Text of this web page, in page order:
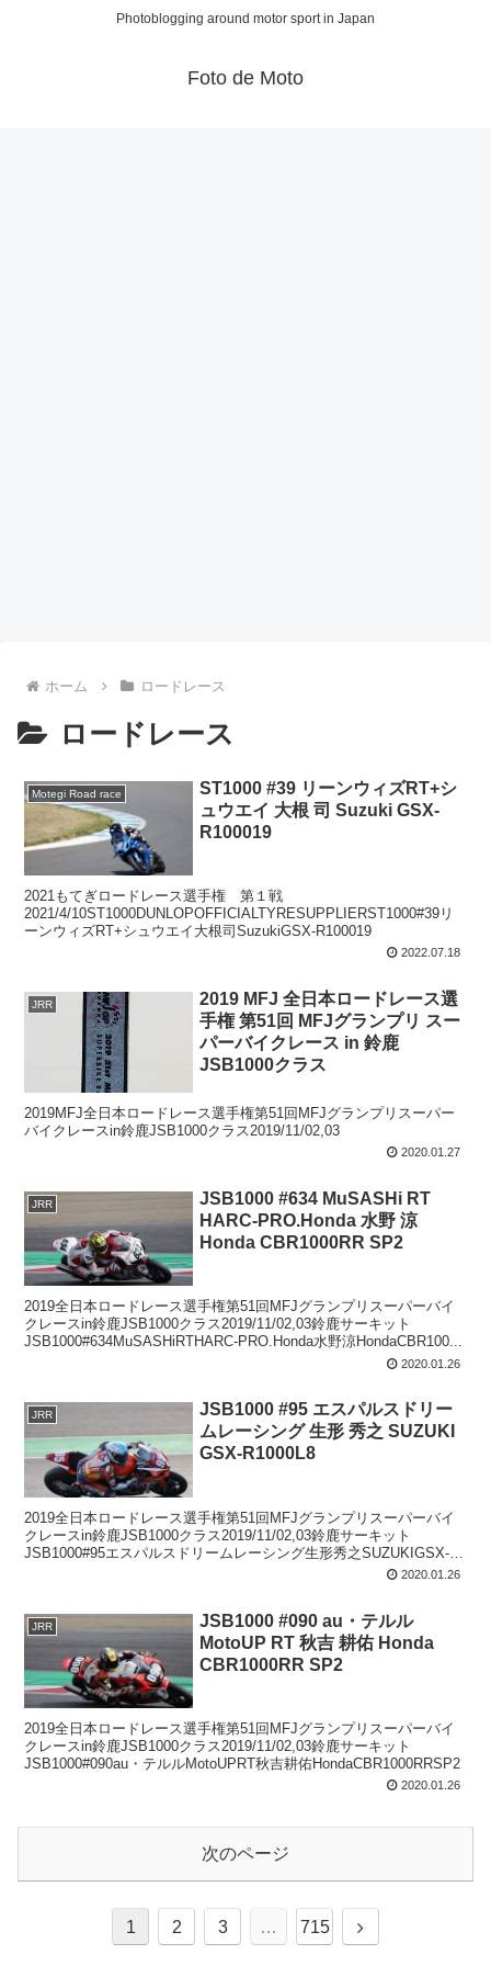
Photoblogging around motor sport in Japan
Foto de Moto
ホーム ロードレース
ロードレース
Motegi Road race
ST1000 #39 リーンウィズRT+シ
ュウエイ 大根 司 Suzuki GSX-
R100019
2021もてぎロードレース選手権 第１戦
2021/4/10ST1000DUNLOPOFFICIALTYRESUPPLIERST1000#39リ
ーンウィズRT+シュウエイ大根司SuzukiGSX-R100019
2022.07.18
JRR
2019 MFJ 全日本ロードレース選
手権 第51回 MFJグランプリ スー
パーバイクレース in 鈴鹿
JSB1000クラス
2019MFJ全日本ロードレース選手権第51回MFJグランプリスーパー
バイクレースin鈴鹿JSB1000クラス2019/11/02,03
2020.01.27
JRR
JSB1000 #634 MuSASHi RT
HARC-PRO.Honda 水野 涼
Honda CBR1000RR SP2
2019全日本ロードレース選手権第51回MFJグランプリスーパーバイ
クレースin鈴鹿JSB1000クラス2019/11/02,03鈴鹿サーキット
JSB1000#634MuSASHiRTHARC-PRO.Honda水野涼HondaCBR100...
2020.01.26
JRR
JSB1000 #95 エスパルスドリー
ムレーシング 生形 秀之 SUZUKI
GSX-R1000L8
2019全日本ロードレース選手権第51回MFJグランプリスーパーバイ
クレースin鈴鹿JSB1000クラス2019/11/02,03鈴鹿サーキット
JSB1000#95エスパルスドリームレーシング生形秀之SUZUKIGSX-
2020.01.26
JRR
JSB1000 #090 au・テルル
MotoUP RT 秋吉 耕佑 Honda
CBR1000RR SP2
2019全日本ロードレース選手権第51回MFJグランプリスーパーバイ
クレースin鈴鹿JSB1000クラス2019/11/02,03鈴鹿サーキット
JSB1000#090au・テルルMotoUPRT秋吉耕佑HondaCBR1000RRSP2
2020.01.26
次のページ
1 2 3 … 715
次